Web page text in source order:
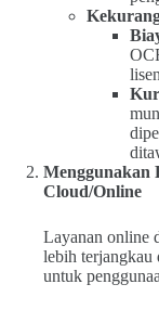
Menggunakan
Cloud/Online
Layanan online
lebih terjangkau
untuk